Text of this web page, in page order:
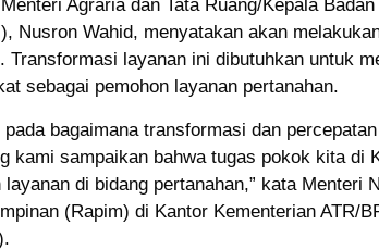
Menteri Agraria dan Tata Ruang/Kepala
Nusron Wahid, menyatakan akan
Transformasi layanan ini dibutuhkan untuk
sebagai pemohon layanan pertanahan.
bagaimana transformasi dan
kami sampaikan bahwa tugas pokok kita di
di bidang pertanahan,” kata Menteri
(Rapim) di Kantor Kementerian ATR/